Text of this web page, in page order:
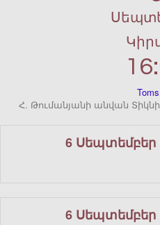
Հ. Թումանյանի անվան
6 Սեպտեմբեր
6 Սեպտեմբեր